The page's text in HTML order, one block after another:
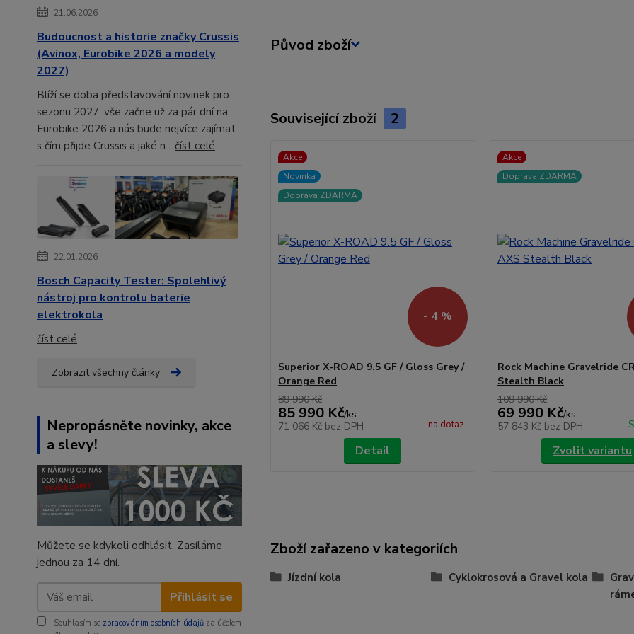
21.06.2026
Budoucnost a historie značky Crussis
(Avinox, Eurobike 2026 a modely
2027)
Blíží se doba představování novinek pro
sezonu 2027, vše začne už za pár dní na
Eurobike 2026 a nás bude nejvíce zajímat
s čím přijde Crussis a jaké n... číst celé
22.01.2026
Bosch Capacity Tester: Spolehlivý
nástroj pro kontrolu baterie
elektrokola
číst celé
Zobrazit všechny články
Nepropásněte novinky, akce
a slevy!
Můžete se kdykoli odhlásit. Zasíláme
jednou za 14 dní.
Přihlásit se
Souhlasím se zpracováním osobních údajů za účelem
Původ zboží
Související zboží 2
Akce
Novinka
Doprava ZDARMA
- 4 %
Superior X-ROAD 9.5 GF / Gloss Grey /
Orange Red
89 990 Kč
85 990 Kč/ks
71 066 Kč bez DPH na dotaz
Detail
Akce
Doprava ZDARMA
Rock Machine Gravelride
Stealth Black
109 990 Kč
69 990 Kč/ks
57 843 Kč bez DPH
Zvolit variantu
Zboží zařazeno v kategoriích
Jízdní kola Cyklokrosová a Gravel kola